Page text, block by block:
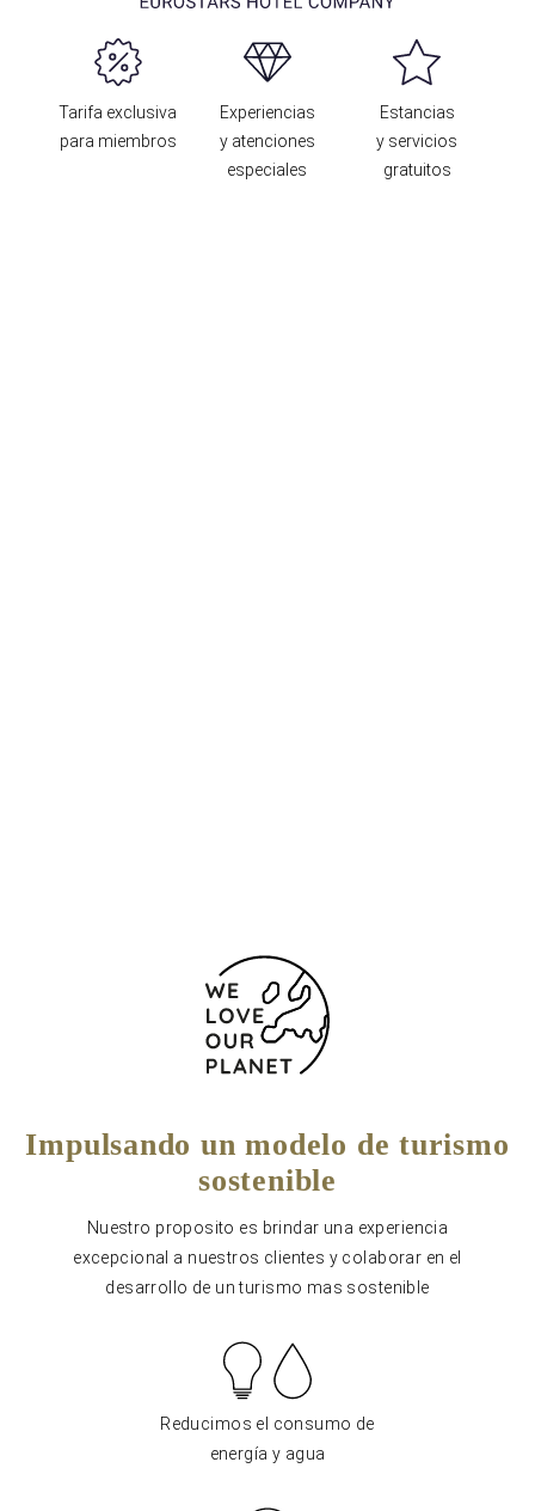
Tarifa exclusiva
para miembros
Experiencias
y atenciones
especiales
Estancias
y servicios
gratuitos
Impulsando un modelo de turismo
sostenible
Nuestro proposito es brindar una experiencia
excepcional a nuestros clientes y colaborar en el
desarrollo de un turismo mas sostenible
Reducimos el consumo de
energía y agua